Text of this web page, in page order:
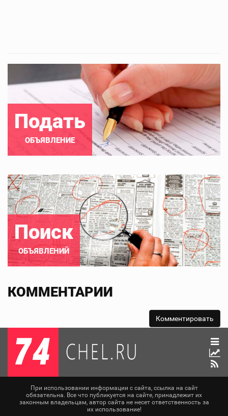
Подать
ОБЪЯВЛЕНИЕ
Поиск
ОБЪЯВЛЕНИЙ
КОММЕНТАРИИ
При использовании информации с сайта, ссылка на сайт
обязательна. Все что публикуется на сайте, принадлежит их
законным владельцам, автор сайта не несет ответственность за
их использование!